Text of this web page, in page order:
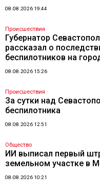
08.08.2026 19:44
Происшествия
Губернатор
рассказал о
беспилотников на
08.08.2026 15:26
Происшествия
За сутки над
беспилотника
08.08.2026 12:51
Общество
ИИ выписал первый
земельном участке в
08.08.2026 10:21